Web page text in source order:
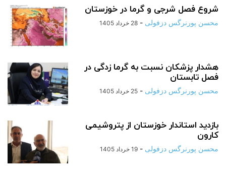
شروع فصل شرجی و گرما در خوزستان
محسن پورنرگس دزفولی - 28 خرداد 1405
هشدار پزشکان نسبت به گرما زدگی در
فصل تابستان
محسن پورنرگس دزفولی - 25 خرداد 1405
بازدید استاندار خوزستان از پتروشیمی
کارون
محسن پورنرگس دزفولی - 19 خرداد 1405